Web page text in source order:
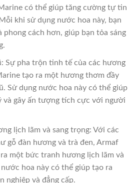
có thể giúp tăng cường tự tin
khi sử dụng nước hoa này, bạn
phong cách hơn, giúp bạn tỏa sáng
Sự pha trộn tinh tế của các hương
tạo ra một hương thơm đầy
Sử dụng nước hoa này có thể giúp
và gây ấn tượng tích cực với người
lịch lãm và sang trọng: Với các
gỗ đàn hương và trà đen, Armaf
một bức tranh hương lịch lãm và
hoa này có thể giúp tạo ra
nghiệp và đẳng cấp.